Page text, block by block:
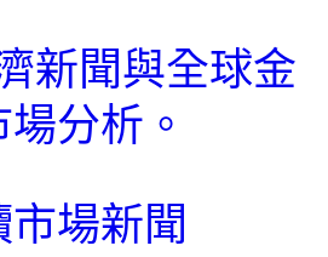
新聞與全球金
分析。
市場新聞